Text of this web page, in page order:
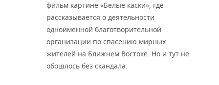
фильм картине «Белые каски», где
рассказывается о деятельности
одноименной благотворительной
организации по спасению мирных
жителей на Ближнем Востоке. Но и тут не
обошлось без скандала.